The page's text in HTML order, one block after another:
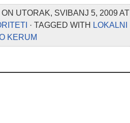
ON UTORAK, SVIBANJ 5, 2009
· TAGGED WITH LOKALNI
KERUM